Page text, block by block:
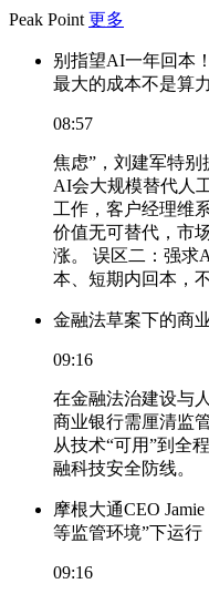
Peak Point 更多
别指望AI一年回本
最大的成本不是算力
08:57
焦虑”，刘建军特别
AI会大规模替代人
工作，客户经理维
价值无可替代，市
涨。 误区二：强求
本、短期内回本，
金融法草案下的商
09:16
在金融法治建设与
商业银行需厘清监
从技术“可用”到全
融科技安全防线。
摩根大通CEO
等监管环境”下运行
09:16